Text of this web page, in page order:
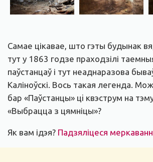
Самае цікавае, што гэты будынак
тут у 1863 годзе праходзілі
паўстанцаў і тут неаднаразова
Каліноўскі. Вось такая легенда.
бар «Паўстанцы» цi квэструм на
«Выбрацца з цямніцы»?
Як вам ідэя? Падзяліцеся